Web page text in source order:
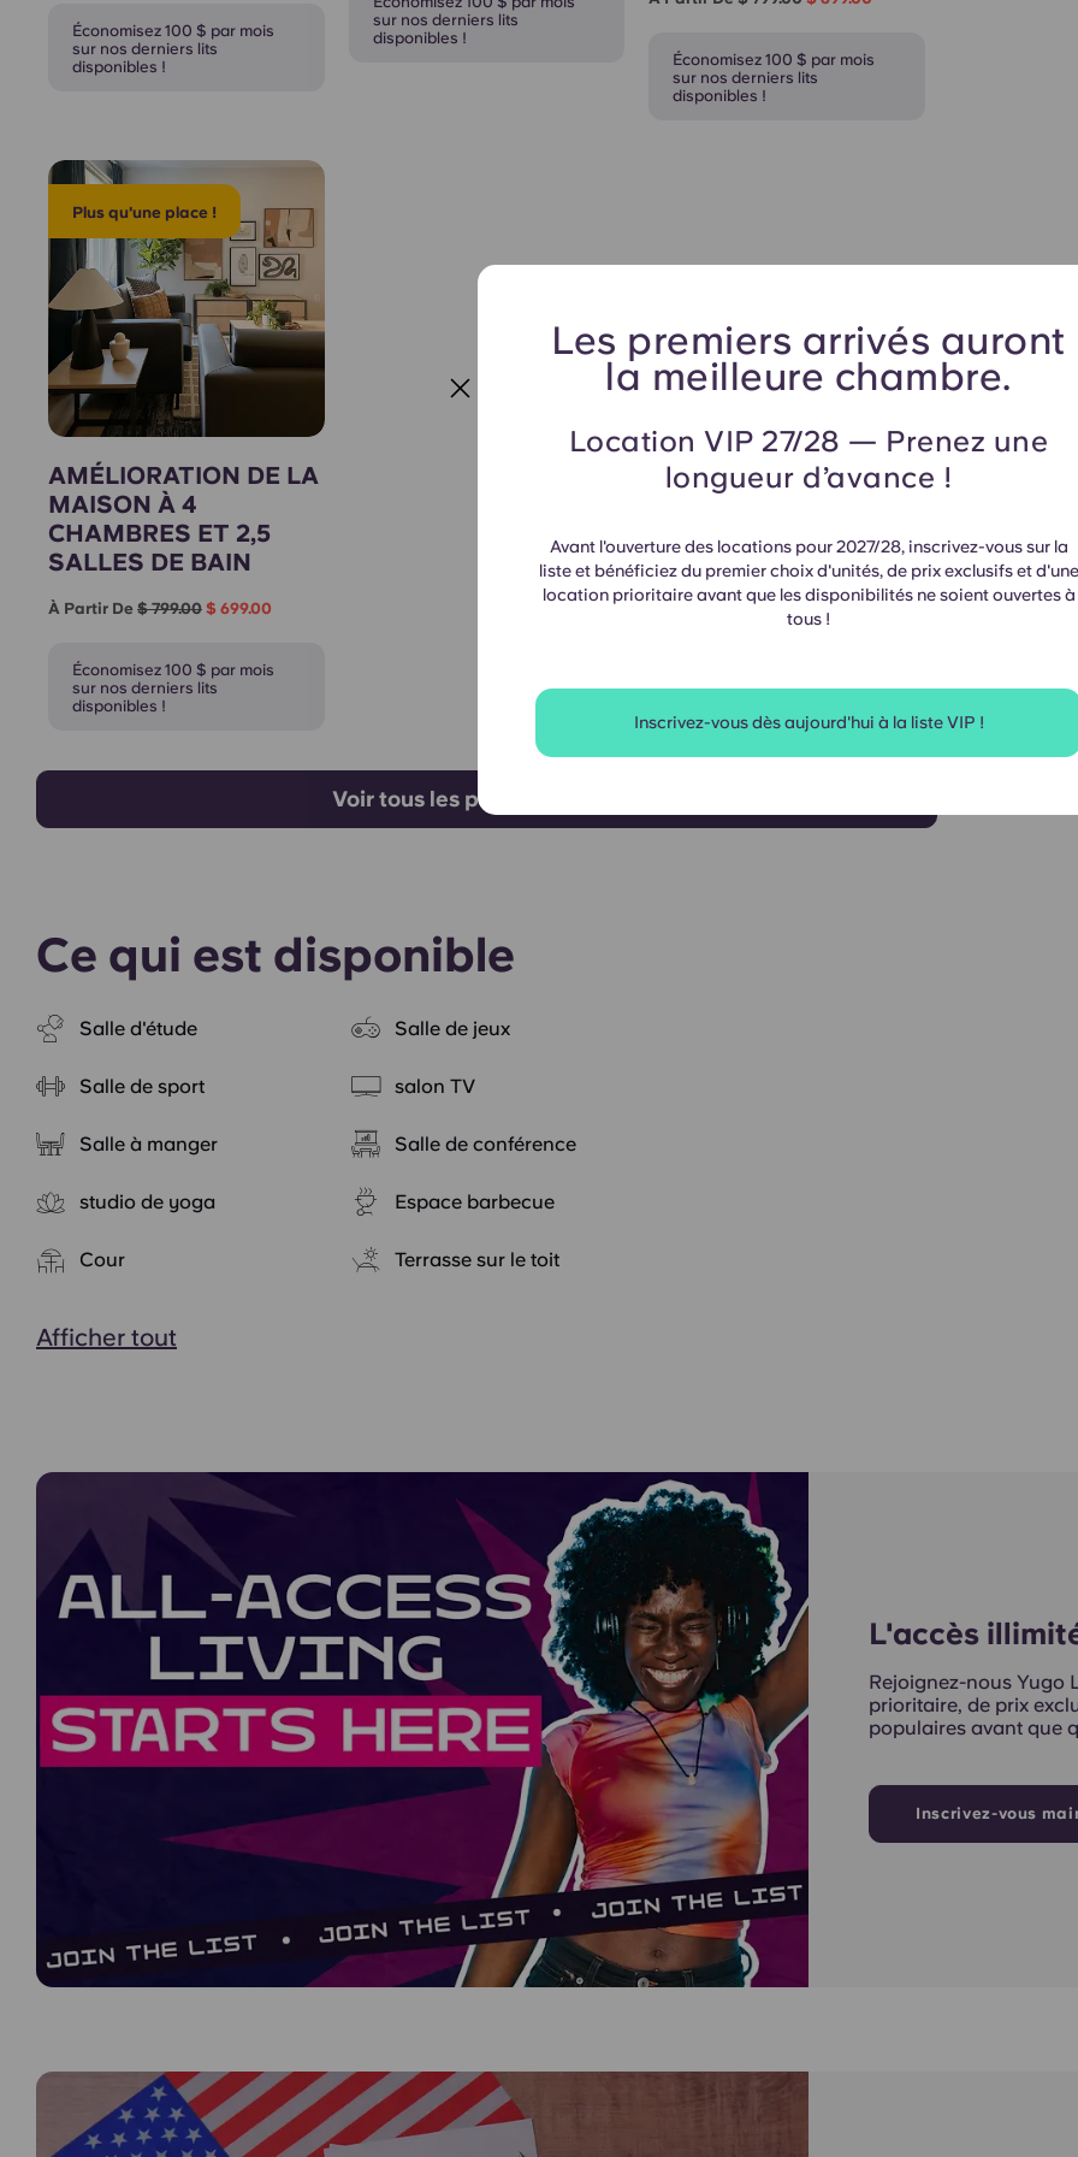
Les premiers arrivés auront
la meilleure chambre.
Location VIP 27/28 — Prenez une
longueur d’avance !
Avant l'ouverture des locations pour 2027/28, inscrivez-vous sur la
liste et bénéficiez du premier choix d'unités, de prix exclusifs et d'une
location prioritaire avant que les disponibilités ne soient ouvertes à
tous !
Inscrivez-vous dès aujourd'hui à la liste VIP !
Économisez 100 $ par mois
sur nos derniers lits
disponibles !
sur nos derniers lits
disponibles !
Économisez 100 $ par mois
sur nos derniers lits
disponibles !
Plus qu'une place !
AMÉLIORATION DE LA
MAISON À 4
CHAMBRES ET 2,5
SALLES DE BAIN
À Partir De $ 799.00 $ 699.00
Économisez 100 $ par mois
sur nos derniers lits
disponibles !
Voir tous les plans d'étage
Ce qui est disponible
Salle d'étude Salle de jeux
Salle de sport salon TV
Salle à manger Salle de conférence
studio de yoga Espace barbecue
Cour Terrasse sur le toit
Afficher tout
L'accès
Rejoignez-nous Yugo
prioritaire, de prix
populaires avant que
Inscrivez-vous